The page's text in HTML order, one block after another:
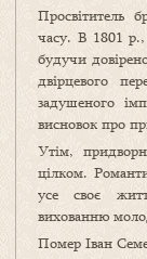
Просвітитель
часу. В 1801
будучи
двірцевого
задушеного
висновок про
Утім,
цілком.
усе своє
вихованню
Помер Іван